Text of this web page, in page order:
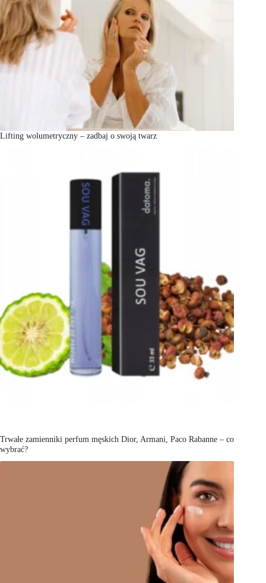
Lifting wolumetryczny – zadbaj o swoją twarz
Trwałe zamienniki perfum męskich Dior, Armani, Paco Rabanne – co
wybrać?